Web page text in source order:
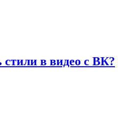
в видео с ВК?